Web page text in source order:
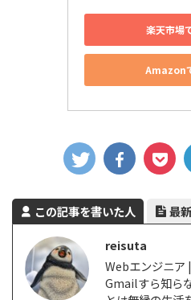
楽天市場
Amazon
この記事を書いた人
最
reisuta
Webエンジニア
Gmailすら知ら